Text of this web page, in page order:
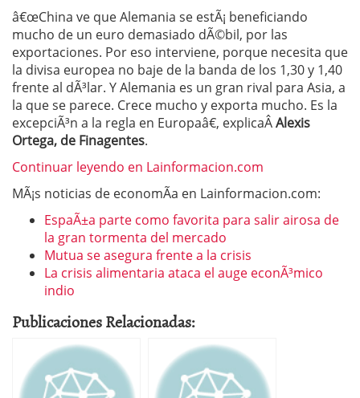
â€œChina ve que Alemania se estÃ¡ beneficiando
mucho de un euro demasiado dÃ©bil, por las
exportaciones. Por eso interviene, porque necesita que
la divisa europea no baje de la banda de los 1,30 y 1,40
frente al dÃ³lar. Y Alemania es un gran rival para Asia, a
la que se parece. Crece mucho y exporta mucho. Es la
excepciÃ³n a la regla en Europaâ€, explicaÂAlexis
Ortega, de Finagentes.
Continuar leyendo en Lainformacion.com
MÃ¡s noticias de economÃ­a en Lainformacion.com:
EspaÃ±a parte como favorita para salir airosa de
la gran tormenta del mercado
Mutua se asegura frente a la crisis
La crisis alimentaria ataca el auge econÃ³mico
indio
Publicaciones Relacionadas: